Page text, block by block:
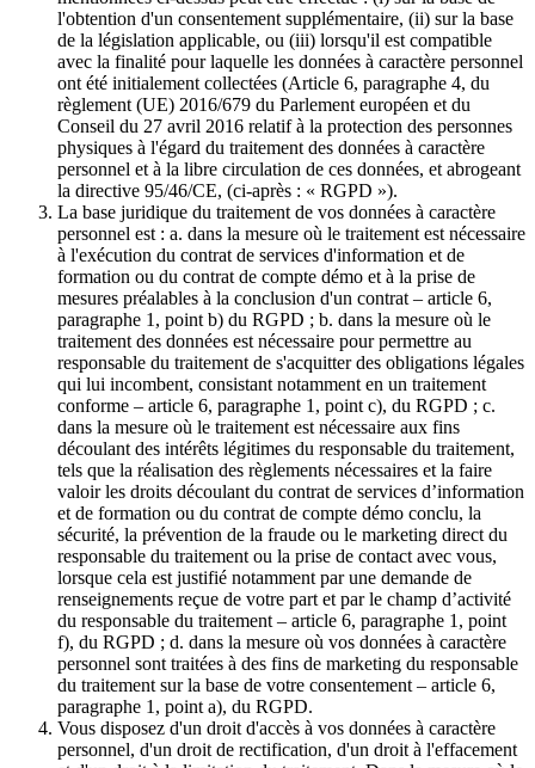
l'obtention d'un consentement supplémentaire, (ii) sur la base
de la législation applicable, ou (iii) lorsqu'il est compatible
avec la finalité pour laquelle les données à caractère personnel
ont été initialement collectées (Article 6, paragraphe 4, du
règlement (UE) 2016/679 du Parlement européen et du
Conseil du 27 avril 2016 relatif à la protection des personnes
physiques à l'égard du traitement des données à caractère
personnel et à la libre circulation de ces données, et abrogeant
la directive 95/46/CE, (ci-après : « RGPD »).
La base juridique du traitement de vos données à caractère
personnel est : a. dans la mesure où le traitement est nécessaire
à l'exécution du contrat de services d'information et de
formation ou du contrat de compte démo et à la prise de
mesures préalables à la conclusion d'un contrat – article 6,
paragraphe 1, point b) du RGPD ; b. dans la mesure où le
traitement des données est nécessaire pour permettre au
responsable du traitement de s'acquitter des obligations légales
qui lui incombent, consistant notamment en un traitement
conforme – article 6, paragraphe 1, point c), du RGPD ; c.
dans la mesure où le traitement est nécessaire aux fins
découlant des intérêts légitimes du responsable du traitement,
tels que la réalisation des règlements nécessaires et la faire
valoir les droits découlant du contrat de services d’information
et de formation ou du contrat de compte démo conclu, la
sécurité, la prévention de la fraude ou le marketing direct du
responsable du traitement ou la prise de contact avec vous,
lorsque cela est justifié notamment par une demande de
renseignements reçue de votre part et par le champ d’activité
du responsable du traitement – article 6, paragraphe 1, point
f), du RGPD ; d. dans la mesure où vos données à caractère
personnel sont traitées à des fins de marketing du responsable
du traitement sur la base de votre consentement – article 6,
paragraphe 1, point a), du RGPD.
Vous disposez d'un droit d'accès à vos données à caractère
personnel, d'un droit de rectification, d'un droit à l'effacement